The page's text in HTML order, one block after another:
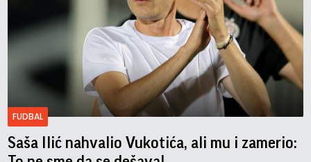
FUDBAL
Saša Ilić nahvalio Vukotića, ali mu i zamerio: